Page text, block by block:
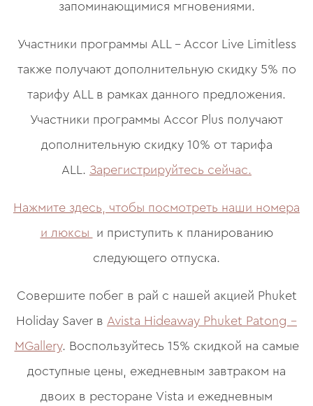
запоминающимися мгновениями.
Участники программы ALL – Accor Live Limitless
также получают дополнительную скидку 5% по
тарифу ALL в рамках данного предложения.
Участники программы Accor Plus получают
дополнительную скидку 10% от тарифа
ALL. Зарегистрируйтесь сейчас.
Нажмите здесь, чтобы посмотреть наши номера
и люксы и приступить к планированию
следующего отпуска.
Совершите побег в рай с нашей акцией Phuket
Holiday Saver в Avista Hideaway Phuket Patong –
MGallery. Воспользуйтесь 15% скидкой на самые
доступные цены, ежедневным завтраком на
двоих в ресторане Vista и ежедневным